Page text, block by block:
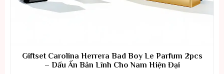
Giftset Carolina Herrera Bad Boy Le Parfum 2pcs
– Dấu Ấn Bản Lĩnh Cho Nam Hiện Đại